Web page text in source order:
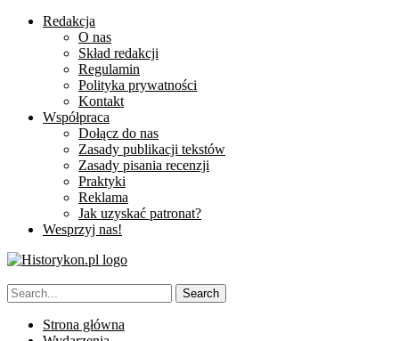
Redakcja
O nas
Skład redakcji
Regulamin
Polityka prywatności
Kontakt
Współpraca
Dołącz do nas
Zasady publikacji tekstów
Zasady pisania recenzji
Praktyki
Reklama
Jak uzyskać patronat?
Wesprzyj nas!
Strona główna